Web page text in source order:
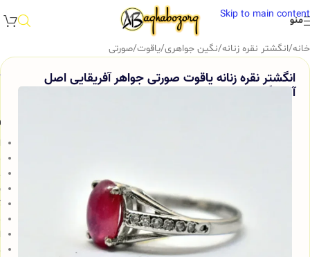
Skip to main content
منو
خانه/انگشتر نقره زنانه/نگین جواهری/یاقوت/صورتی
انگشتر نقره زنانه یاقوت صورتی جواهر آفریقایی اصل
آقابزرگ کد 351